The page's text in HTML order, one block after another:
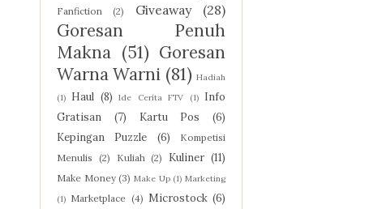
Fanfiction (2) Giveaway (28)
Goresan Penuh
Makna (51) Goresan
Warna Warni (81) Hadiah
(1)
Haul (8) Ide Cerita FTV (1)
Info
Gratisan
(7) Kartu Pos
(6)
Kepingan Puzzle
(6)
Kompetisi
Menulis (2) Kuliah (2) Kuliner (11)
Make Money (3) Make Up (1) Marketing
(1) Marketplace (4) Microstock (6)